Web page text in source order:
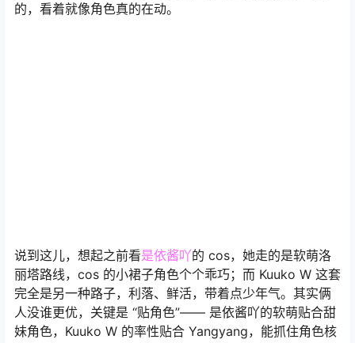
的，看着就像角色真的在动。​
说到这儿，想起之前看是依酱吖的 cos，她走的是软萌洛
丽塔路线，cos 的小裙子角色个个乖巧；而 Kuuko W 这套
完全是另一种路子，利落、鲜活，带着点少年气。其实俩
人没谁更优，关键是 “贴角色”—— 是依酱吖的软萌贴合甜
妹角色，Kuuko W 的率性贴合 Yangyang，能抓住角色核